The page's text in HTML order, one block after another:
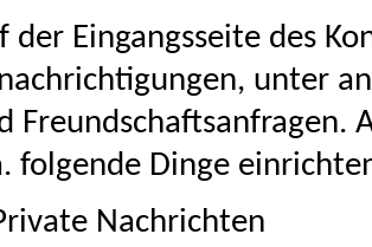
der Eingangsseite des
unter
Freundschaftsanfragen.
folgende Dinge
Nachrichten